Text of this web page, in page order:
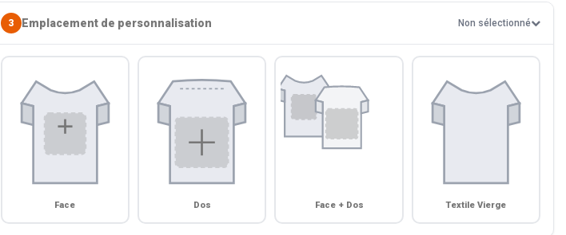
3 Emplacement de personnalisation Non sélectionné
Face Dos Face + Dos Textile Vierge